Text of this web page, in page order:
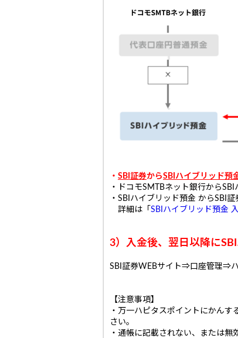
・ SBI証券からSBIハイブリッド預
・ドコモSMTBネット銀行から
・SBIハイブリッド預金 からSBI
詳細は「 SBIハイブリッド預金
3）入金後、翌日以降に
SBI証券WEBサイト⇒口座管理⇒
【注意事項】
・万一ハピタスポイントにかん
さい。
・通帳に記載されない、または無